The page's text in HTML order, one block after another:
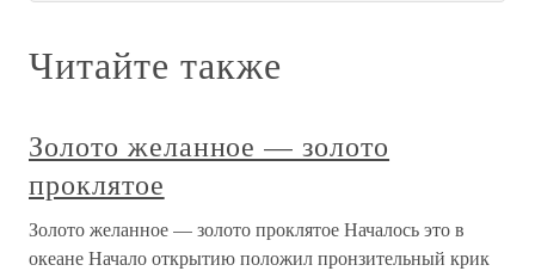
Читайте также
Золото желанное — золото
проклятое
Золото желанное — золото проклятое Началось это в
океане Начало открытию положил пронзительный крик